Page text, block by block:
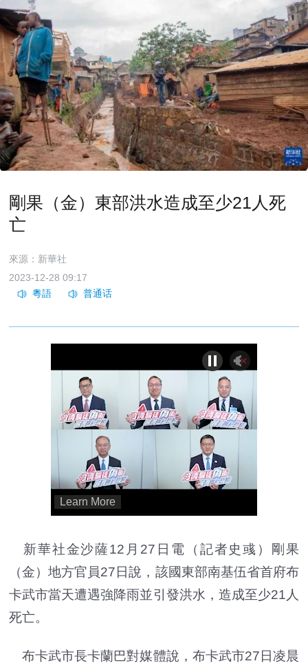
剛果（金）東部洪水造成至少21人死
亡
來源：新華社
2023-12-28 09:17
新華社金沙薩12月27日電（記者史彧）剛果
（金）地方官員27日說，該國東部南基伍省首府布
卡武市當天遭遇強降雨並引發洪水，造成至少21人
死亡。
布卡武市長卡蘭巴對媒體說，布卡武市27日凌晨